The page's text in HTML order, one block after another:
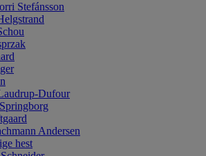
Stefánsson
Dufour
Andersen
hest